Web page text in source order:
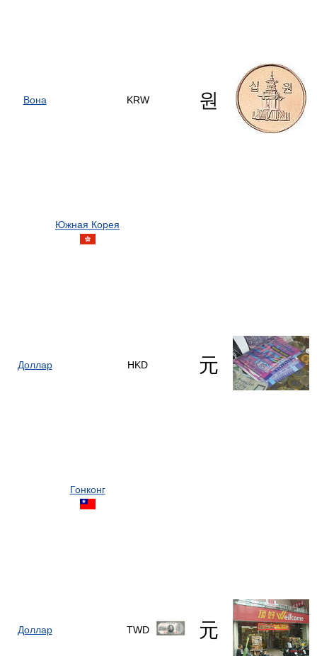
Вона
Южная Корея
KRW 원
Доллар
Гонконг
HKD 元
Доллар TWD 元